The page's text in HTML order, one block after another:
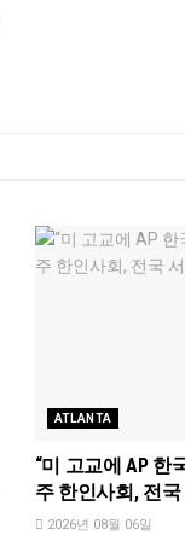
ATLANTA
“미 고교에 AP 한
주 한인사회, 전
2026년 08월 06일